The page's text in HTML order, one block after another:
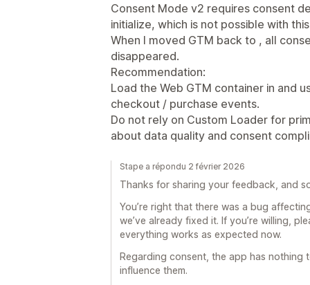
Consent Mode v2 requires consent
initialize, which is not possible with
When I moved GTM back to , all
disappeared.
Recommendation:
Load the Web GTM container in and
checkout / purchase events.
Do not rely on Custom Loader for
about data quality and consent
Stape a répondu 2 février 2026
Thanks for sharing your feedback, and
You’re right that there was a bug
we’ve already fixed it. If you’re willing,
everything works as expected now.
Regarding consent, the app has
influence them.